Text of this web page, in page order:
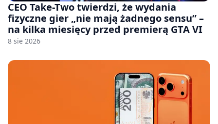
CEO Take-Two twierdzi, że wydania
fizyczne gier „nie mają żadnego sensu” –
na kilka miesięcy przed premierą GTA VI
8 sie 2026